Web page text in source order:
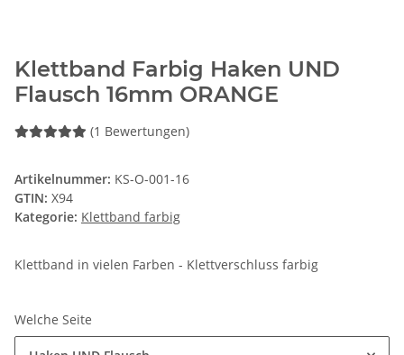
Klettband Farbig Haken UND
Flausch 16mm ORANGE
(1 Bewertungen)
Artikelnummer: KS-O-001-16
GTIN: X94
Kategorie: Klettband farbig
Klettband in vielen Farben - Klettverschluss farbig
Welche Seite